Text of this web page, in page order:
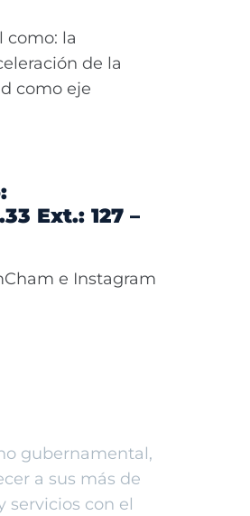
como: la
de la
como eje
Ext.: 127 –
e Instagram
gubernamental,
a sus más de
servicios con el